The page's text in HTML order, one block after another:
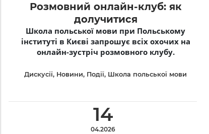
Розмовний онлайн-клуб: як
долучитися
Школа польської мови при Польському
інституті в Києві запрошує всіх охочих на
онлайн-зустріч розмовного клубу.
14
04.2026
Дискусії, Новини, Події, Школа польської мови